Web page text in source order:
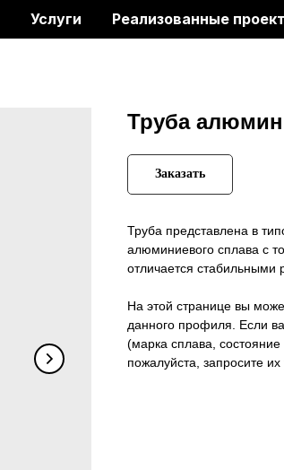
Услуги Реализованные
Труба
Заказать
Труба представлена в
алюминиевого сплава с
отличается стабильными
На этой странице вы
данного профиля. Если
(марка сплава,
пожалуйста, запросите